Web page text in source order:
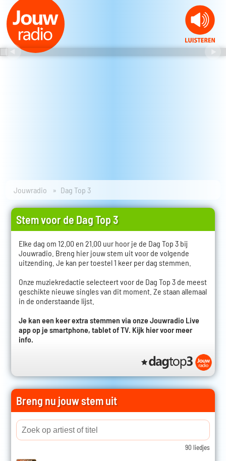
Jouwradio Dag Top 3
Stem voor de Dag Top 3
Elke dag om 12.00 en 21.00 uur hoor je de Dag Top 3 bij
Jouwradio. Breng hier jouw stem uit voor de volgende
uitzending. Je kan per toestel 1 keer per dag stemmen.
Onze muziekredactie selecteert voor de Dag Top 3 de meest
geschikte nieuwe singles van dit moment. Ze staan allemaal
in de onderstaande lijst.
Je kan een keer extra stemmen via onze Jouwradio Live
app op je smartphone, tablet of TV. Kijk hier voor meer
info.
Breng nu jouw stem uit
90 liedjes